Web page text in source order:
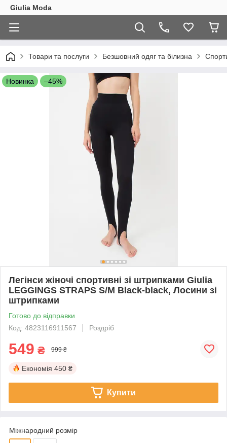
Giulia Moda
Товари та послуги Безшовний одяг та білизна
Новинка –45%
Легінси жіночі спортивні зі штрипками Giulia
LEGGINGS STRAPS S/M Black-black, Лосини зі
штрипками
Готово до відправки
Код: 4823116911567
Роздріб
549 ₴ 999 ₴
Економія 450 ₴
Купити
Міжнародний розмір